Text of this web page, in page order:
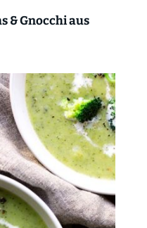
& Gnocchi aus